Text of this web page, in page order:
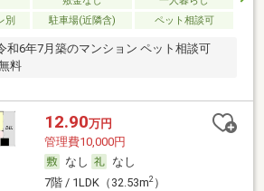
別
駐車場(近隣含) ペット相談可
和6年7月築のマンション ペット相談可
料
12.90万円
管理費10,000円
なし
なし
7階 / 1LDK（32.53m2）